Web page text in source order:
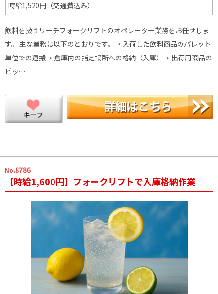
時給1,520円（交通費込み）
飲料を扱うリーチフォークリフトのオペレーター業務をお任せしま
す。 主な業務は以下のとおりです。 ・入荷した飲料商品のパレット
単位での運搬 ・倉庫内の指定場所への格納（入庫） ・出荷用商品の
ピッ…
No.8786
【時給1,600円】フォークリフトで入庫格納作業